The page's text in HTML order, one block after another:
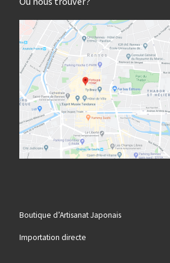
Boutique d’Artisanat Japonais
Importation directe